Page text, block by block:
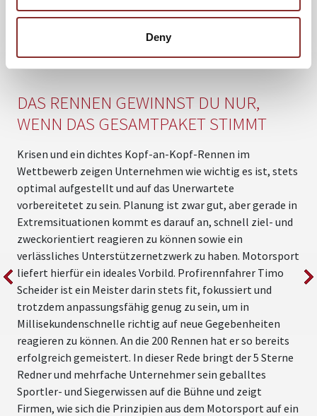
Deny
WEITERE VORTRÄGE VON TIMO
SCHEIDER
DAS RENNEN GEWINNST DU NUR,
WENN DAS GESAMTPAKET STIMMT
Krisen und ein dichtes Kopf-an-Kopf-Rennen im
Wettbewerb zeigen Unternehmen wie wichtig es ist, stets
optimal aufgestellt und auf das Unerwartete
vorbereitetet zu sein. Planung ist zwar gut, aber gerade in
Extremsituationen kommt es darauf an, schnell ziel- und
zweckorientiert reagieren zu können sowie ein
verlässliches Unterstützernetzwerk zu haben. Motorsport
liefert hierfür ein ideales Vorbild. Profirennfahrer Timo
Scheider ist ein Meister darin stets fit, fokussiert und
trotzdem anpassungsfähig genug zu sein, um in
Millisekundenschnelle richtig auf neue Gegebenheiten
reagieren zu können. An die 200 Rennen hat er so bereits
erfolgreich gemeistert. In dieser Rede bringt der 5 Sterne
Redner und mehrfache Unternehmer sein geballtes
Sportler- und Siegerwissen auf die Bühne und zeigt
Firmen, wie sich die Prinzipien aus dem Motorsport auf ein